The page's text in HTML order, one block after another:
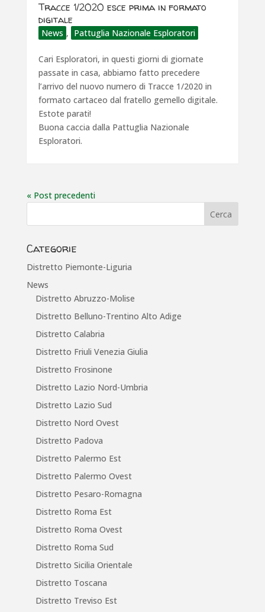
Tracce 1/2020 esce prima in formato
digitale
News , Pattuglia Nazionale Esploratori
Cari Esploratori, in questi giorni di giornate
passate in casa, abbiamo fatto precedere
l’arrivo del nuovo numero di Tracce 1/2020 in
formato cartaceo dal fratello gemello digitale.
Estote parati!
Buona caccia dalla Pattuglia Nazionale
Esploratori.
« Post precedenti
Categorie
Distretto Piemonte-Liguria
News
Distretto Abruzzo-Molise
Distretto Belluno-Trentino Alto Adige
Distretto Calabria
Distretto Friuli Venezia Giulia
Distretto Frosinone
Distretto Lazio Nord-Umbria
Distretto Lazio Sud
Distretto Nord Ovest
Distretto Padova
Distretto Palermo Est
Distretto Palermo Ovest
Distretto Pesaro-Romagna
Distretto Roma Est
Distretto Roma Ovest
Distretto Roma Sud
Distretto Sicilia Orientale
Distretto Toscana
Distretto Treviso Est